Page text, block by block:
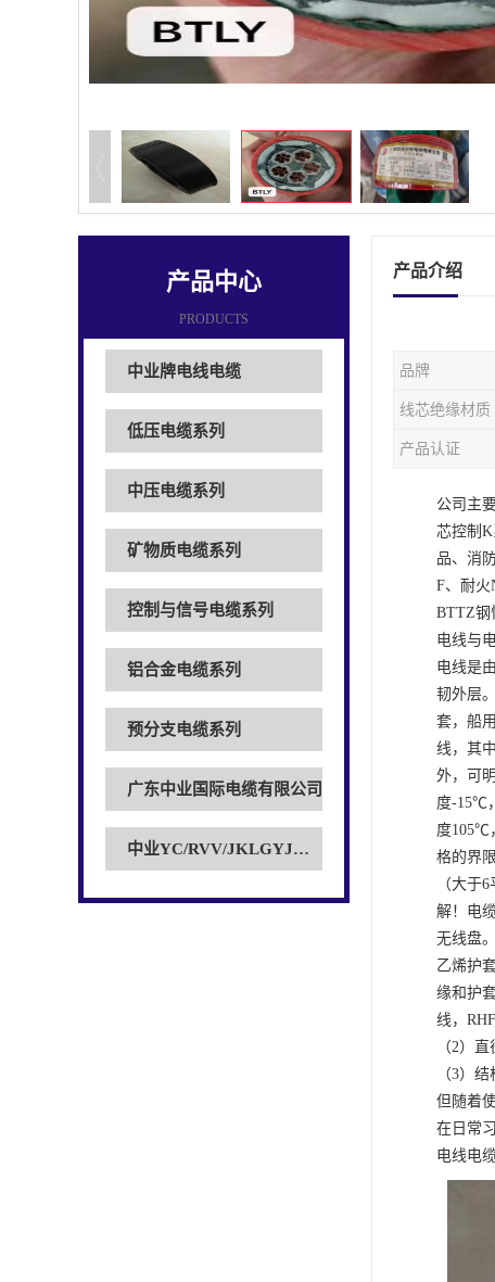
产品中心
PRODUCTS
中业牌电线电缆
低压电缆系列
中压电缆系列
矿物质电缆系列
控制与信号电缆系列
铝合金电缆系列
预分支电缆系列
广东中业国际电缆有限公司
中业YC/RVV/JKLGYJ电缆
产品介绍
品牌
线芯绝缘材质
产品认证
公司主
芯控制
品、消
F、耐火
BTTZ钢
电线与
电线是
韧外层
套，船
线，其
外，可
度-15℃
度105℃
格的界
（大于
解！电
无线盘
乙烯护
缘和护
线，
（2）
（3）
但随着
在日常
电线电